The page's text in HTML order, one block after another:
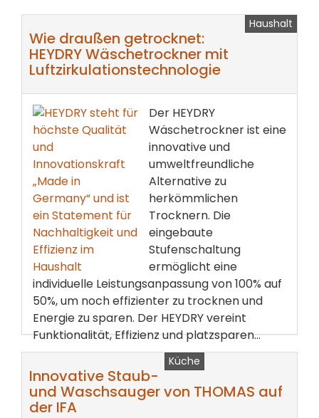
Haushalt
Wie draußen getrocknet:
HEYDRY Wäschetrockner mit
Luftzirkulationstechnologie
Der HEYDRY
Wäschetrockner ist eine
innovative und
umweltfreundliche
Alternative zu
herkömmlichen
Trocknern. Die
eingebaute
Stufenschaltung
ermöglicht eine
individuelle Leistungsanpassung von 100% auf
50%, um noch effizienter zu trocknen und
Energie zu sparen. Der HEYDRY vereint
Funktionalität, Effizienz und platzsparen...
Küche
Innovative Staub-
und Waschsauger von THOMAS auf
der IFA